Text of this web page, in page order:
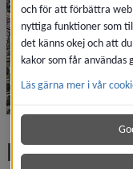
Norra Ön
och för att förbättra
nyttiga funktioner som
det känns okej och att
kakor som får användas
Läs gärna mer i vår